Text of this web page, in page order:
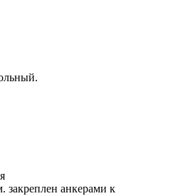
закреплен анкерами к